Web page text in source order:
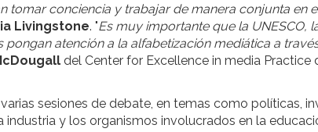
tomar conciencia y trabajar de manera conjunta en
Livingstone. "Es muy importante que la UNESCO,
atención a la alfabetización mediática a
del Center for Excellence in media Practice
sesiones de debate, en temas como políticas,
y los organismos involucrados en la